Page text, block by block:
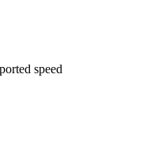
speed